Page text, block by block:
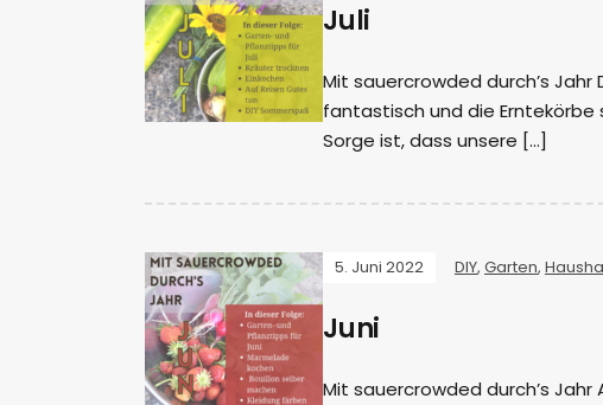
Juli
Mit sauercrowded durch’s
fantastisch und die Erntekörbe
Sorge ist, dass unsere […]
5. Juni 2022 DIY, Garten,
Juni
Mit sauercrowded durch’s Jahr